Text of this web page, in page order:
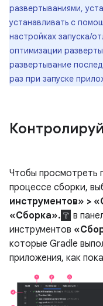
развертываниями,
устанавливать с
настройках запуска/
оптимизации
развертывание
раз при запуске
Чтобы просмотреть
процессе сборки,
инструментов» >
«Сборка».
в
инструментов
которые Gradle
приложения, как